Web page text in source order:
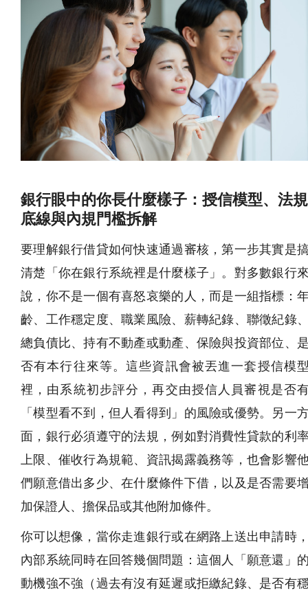
銀行眼中的你長什麼樣子：授信模型、法規
底線與內規門檻拆解
要理解銀行借貸如何快速通過審核，第一步其實是
清楚「你在銀行系統裡是什麼樣子」。對多數銀行
說，你不是一個有喜怒哀樂的人，而是一組指標：
齡、工作穩定度、職業風險、薪轉紀錄、聯徵紀錄
總負債比、持有不動產或動產、保險與投資部位、
否有本行往來等。這些資訊會被丟進一套授信模
裡，由系統初步評分，再交由授信人員審視是否
「模型看不到，但人看得到」的風險或優勢。另一
面，銀行必須遵守的法規，例如對消費性貸款的利
上限、催收行為規範、資訊揭露義務等，也會影響
們願意借出多少、在什麼條件下借，以及是否需要
加保證人、擔保品或其他附加條件。
你可以想像，當你走進銀行或在網路上送出申請時
內部系統同時在回答幾個問題：這個人「願意還」
動機強不強（過去有沒有延遲或拒繳紀錄、是否有